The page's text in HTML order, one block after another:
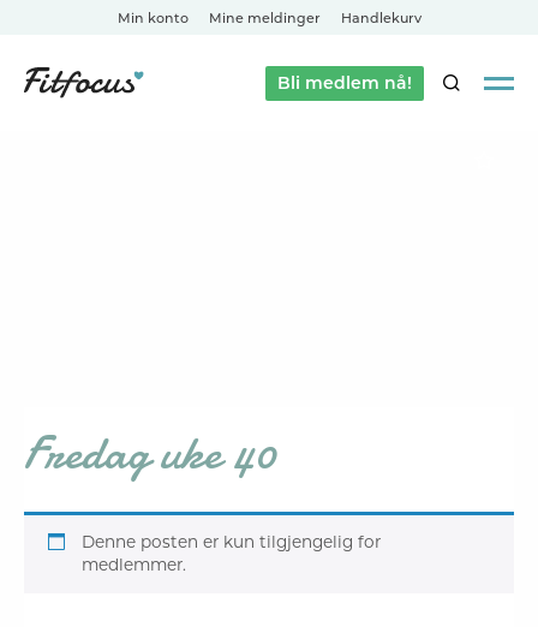
Min konto Mine meldinger Handlekurv
Bli medlem nå!SØK
Fredag uke 40
Denne posten er kun tilgjengelig for
medlemmer.